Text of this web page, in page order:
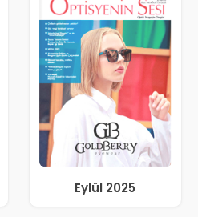
Eylül 2025